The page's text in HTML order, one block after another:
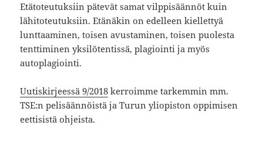
Etätoteutuksiin pätevät samat vilppisäännöt kuin
lähitoteutuksiin. Etänäkin on edelleen kiellettyä
lunttaaminen, toisen avustaminen, toisen puolesta
tenttiminen yksilötentissä, plagiointi ja myös
autoplagiointi.
Uutiskirjeessä 9/2018 kerroimme tarkemmin mm.
TSE:n pelisäännöistä ja Turun yliopiston oppimisen
eettisistä ohjeista.